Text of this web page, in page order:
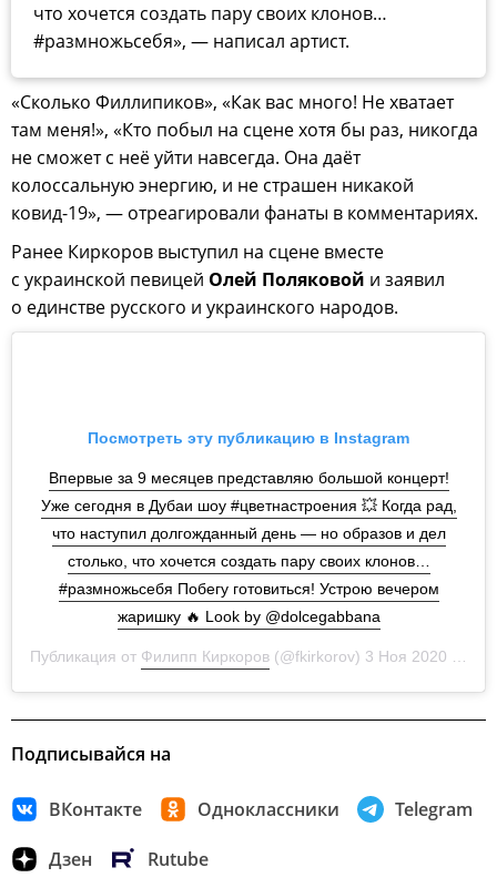
что хочется создать пару своих клонов…
#размножьсебя», — написал артист.
«Сколько Филлипиков», «Как вас много! Не хватает
там меня!», «Кто побыл на сцене хотя бы раз, никогда
не сможет с неё уйти навсегда. Она даёт
колоссальную энергию, и не страшен никакой
ковид-19», — отреагировали фанаты в комментариях.
Ранее Киркоров выступил на сцене вместе
с украинской певицей Олей Поляковой и заявил
о единстве русского и украинского народов.
Посмотреть эту публикацию в Instagram
Впервые за 9 месяцев представляю большой концерт!
Уже сегодня в Дубаи шоу #цветнастроения 💥 Когда рад,
что наступил долгожданный день — но образов и дел
столько, что хочется создать пару своих клонов…
#размножьсебя Побегу готовиться! Устрою вечером
жаришку 🔥 Look by @dolcegabbana
Публикация от Филипп Киркоров (@fkirkorov) 3 Ноя 2020 в 10:46 PST
Подписывайся на
ВКонтакте Одноклассники Telegram
Дзен Rutube